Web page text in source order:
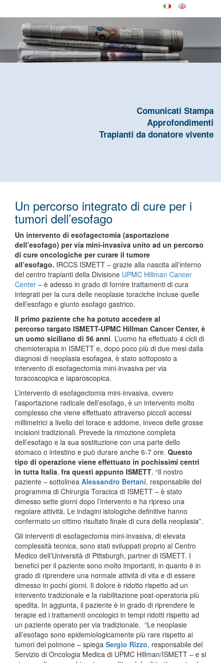
Comunicati Stampa
Approfondimenti
Trapianti da donatore vivente
Un percorso integrato di cure per i
tumori dell’esofago
Un intervento di esofagectomia (asportazione
dell’esofago) per via mini-invasiva unito ad un percorso
di cure oncologiche per curare il tumore
all’esofago. IRCCS ISMETT – grazie alla nascita all’interno
del centro trapianti della Divisione UPMC Hillman Cancer
Center – è adesso in grado di fornire trattamenti di cura
integrati per la cura delle neoplasie toraciche incluse quelle
dell’esofago e giunto esofago gastrico.
Il primo paziente che ha potuto accedere al
percorso targato ISMETT-UPMC Hillman Cancer Center, è
un uomo siciliano di 56 anni. L’uomo ha effettuato 4 cicli di
chemioterapia in ISMETT e, dopo poco più di due mesi dalla
diagnosi di neoplasia esofagea, è stato sottoposto a
intervento di esofagectomia mini-invasiva per via
toracoscopica e laparoscopica.
L’intervento di esofagectomia mini-invasiva, ovvero
l’asportazione radicale dell’esofago, è un intervento molto
complesso che viene effettuato attraverso piccoli accessi
millimetrici a livello del torace e addome, invece delle grosse
incisioni tradizionali. Prevede la rimozione completa
dell’esofago e la sua sostituzione con una parte dello
stomaco o intestino e può durare anche 6-7 ore. Questo
tipo di operazione viene effettuato in pochissimi centri
in tutta Italia, fra questi appunto ISMETT. “Il nostro
paziente – sottolinea Alessandro Bertani, responsabile del
programma di Chirurgia Toracica di ISMETT – è stato
dimesso sette giorni dopo l’intervento e ha ripreso una
regolare attività. Le indagini istologiche definitive hanno
confermato un ottimo risultato finale di cura della neoplasia”.
Gli interventi di esofagectomia mini-invasiva, di elevata
complessità tecnica, sono stati sviluppati proprio al Centro
Medico dell’Università di Pittsburgh, partner di ISMETT. I
benefici per il paziente sono molto importanti, in quanto è in
grado di riprendere una normale attività di vita e di essere
dimesso in pochi giorni. Il dolore è ridotto rispetto ad un
intervento tradizionale e la riabilitazione post-operatoria più
spedita. In aggiunta, il paziente è in grado di riprendere le
terapie ed i trattamenti oncologici in tempi ridotti rispetto ad
un paziente operato per via tradizionale. “Le neoplasie
all’esofago sono epidemiologicamente più rare rispetto ai
tumori del polmone – spiega Sergio Rizzo, responsabile del
Servizio di Oncologia Medica di UPMC Hillman/ISMETT – e si